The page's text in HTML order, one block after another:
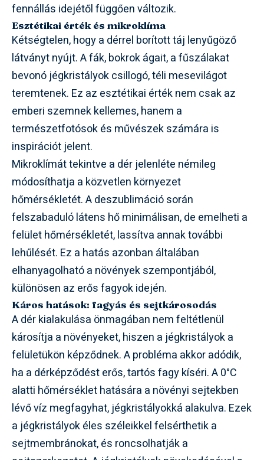
fennállás idejétől függően változik.
Esztétikai érték és mikroklíma
Kétségtelen, hogy a dérrel borított táj lenyűgöző
látványt nyújt. A fák, bokrok ágait, a fűszálakat
bevonó jégkristályok csillogó, téli mesevilágot
teremtenek. Ez az esztétikai érték nem csak az
emberi szemnek kellemes, hanem a
természetfotósok és művészek számára is
inspirációt jelent.
Mikroklímát tekintve a dér jelenléte némileg
módosíthatja a közvetlen környezet
hőmérsékletét. A deszublimáció során
felszabaduló látens hő minimálisan, de emelheti a
felület hőmérsékletét, lassítva annak további
lehűlését. Ez a hatás azonban általában
elhanyagolható a növények szempontjából,
különösen az erős fagyok idején.
Káros hatások: fagyás és sejtkárosodás
A dér kialakulása önmagában nem feltétlenül
károsítja a növényeket, hiszen a jégkristályok a
felületükön képződnek. A probléma akkor adódik,
ha a dérképződést erős, tartós fagy kíséri. A 0°C
alatti hőmérséklet hatására a növényi sejtekben
lévő víz megfagyhat, jégkristályokká alakulva. Ezek
a jégkristályok éles széleikkel felsérthetik a
sejtmembránokat, és roncsolhatják a